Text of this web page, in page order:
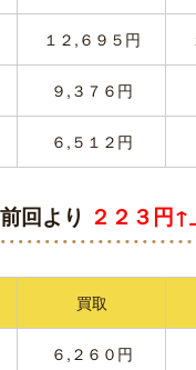
１２,６９５円
９,３７６円
６,５１２円
回より ２２３円
買取
６,２６０円